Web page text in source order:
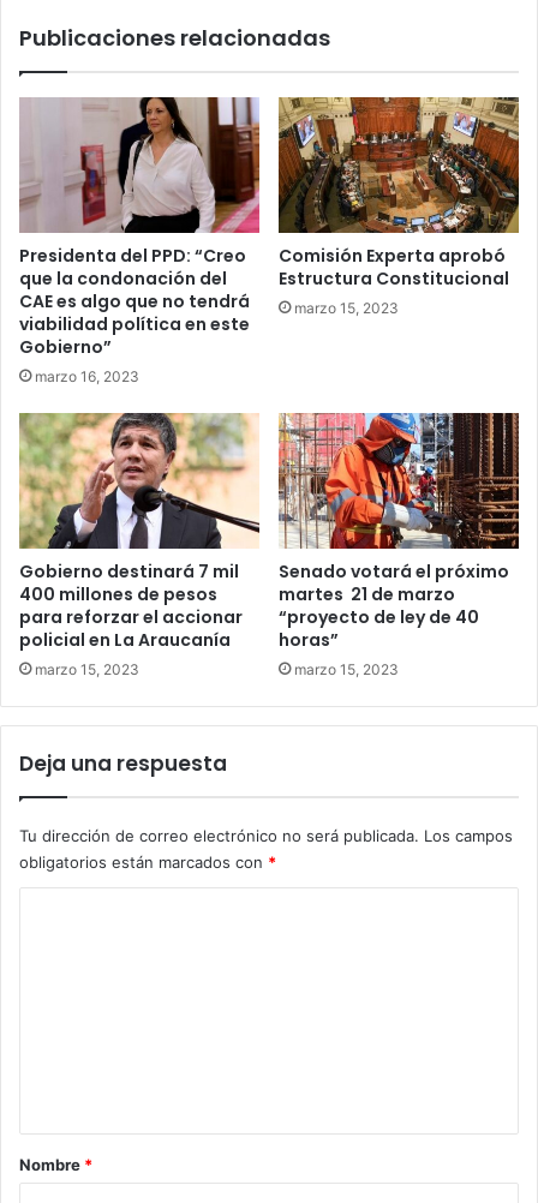
llega
Publicaciones relacionadas
Presidenta del PPD: “Creo
que la condonación del
CAE es algo que no tendrá
viabilidad política en este
Gobierno”
marzo 16, 2023
Comisión Experta aprobó
Estructura Constitucional
marzo 15, 2023
Gobierno destinará 7 mil
400 millones de pesos
para reforzar el accionar
policial en La Araucanía
marzo 15, 2023
Senado votará el próximo
martes 21 de marzo
“proyecto de ley de 40
horas”
marzo 15, 2023
Deja una respuesta
Tu dirección de correo electrónico no será publicada. Los campos
obligatorios están marcados con *
rNombre *